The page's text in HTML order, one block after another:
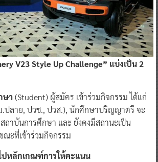
V23 Style Up Challenge” แบ่งเป็น 2
ษา(Student) ผู้สมัคร เข้าร่วมกิจกรรม ได้แก่
.ปลาย, ปวช., ปวส.), นักศึกษาปริญญาตรี จะ
ถาบันการศึกษา และ ยังคงมีสถานะเป็น
ะที่เข้าร่วมกิจกรรม
ปหลักเกณฑ์การให้คะแนน